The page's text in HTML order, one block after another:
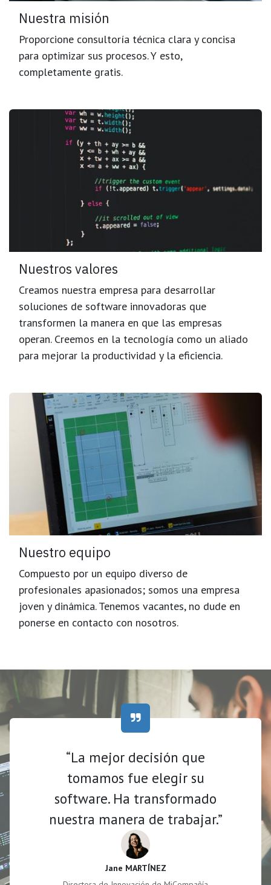
Nuestra misión
Proporcione consultoría técnica clara y concisa
para optimizar sus procesos. Y esto,
completamente gratis.
Nuestros valores
Creamos nuestra empresa para desarrollar
soluciones de software innovadoras que
transformen la manera en que las empresas
operan. Creemos en la tecnología como un aliado
para mejorar la productividad y la eficiencia.
Nuestro equipo
Compuesto por un equipo diverso de
profesionales apasionados; somos una empresa
joven y dinámica. Tenemos vacantes, no dude en
ponerse en contacto con nosotros.
“La mejor decisión que
tomamos fue elegir su
software. Ha transformado
nuestra manera de trabajar.”
Jane MARTÍNEZ